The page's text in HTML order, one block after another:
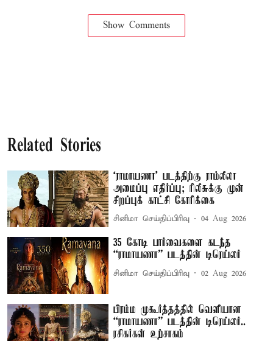
Show Comments
Related Stories
‘ராமாயணா’ படத்திற்கு ராம்லீலா
அமைப்பு எதிர்ப்பு; ரிலீசுக்கு முன்
சிறப்புக் காட்சி கோரிக்கை
சினிமா செய்திப்பிரிவு 04 Aug 2026
35 கோடி பார்வைகளை கடந்த
“ராமாயணா” படத்தின் டிரெய்லர்
சினிமா செய்திப்பிரிவு 02 Aug 2026
பிரம்ம முகூர்த்தத்தில் வெளியான
“ராமாயணா” படத்தின் டிரெய்லர்..
ரசிகர்கள் உற்சாகம்